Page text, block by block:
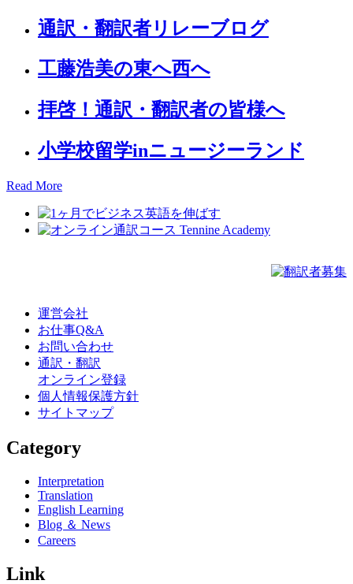
通訳・翻訳者リレーブログ
工藤浩美の東へ西へ
拝啓！通訳・翻訳者の皆様へ
小学校留学inニュージーランド
Read More
運営会社
お仕事Q&A
お問い合わせ
通訳・翻訳
オンライン登録
個人情報保護方針
サイトマップ
Category
Interpretation
Translation
English Learning
Blog ＆ News
Careers
Link